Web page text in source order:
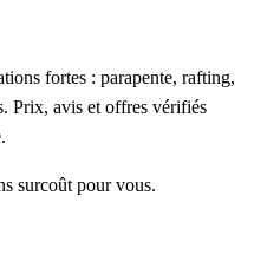
fortes : parapente, rafting,
Prix, avis et offres vérifiés
surcoût pour vous.